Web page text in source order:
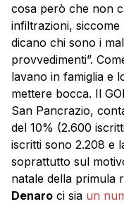
cosa però che non
infiltrazioni, siccome
dicano chi sono i
provvedimenti”.
lavano in famiglia e
mettere bocca. Il
San Pancrazio,
del 10% (2.600
iscritti sono 2.208 e
soprattutto sul
natale della primula
Denaro ci sia un